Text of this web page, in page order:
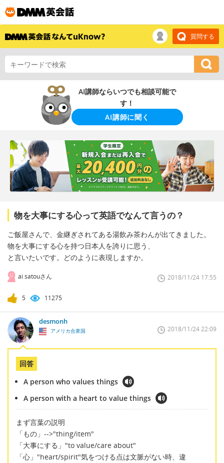
質問する
AI講師ならいつでも相談可能で
す！
AI講師に聞く
物を大事にする心って英語でなんて言うの？
ご飯屋さんで、金継ぎされてある湯飲み茶わんが出てきました。
物を大事にする心を持つ日本人を誇りに思う、
と言いたいです。どのように表現しますか。
ai satouさん 2018/11/24 17:55
5 11275
desmonh
アメリカ合衆国 2018/11/24 22:09
回答
A person who values things
A person with a heart to value things
まず言葉の説明
「もの」-->"thing/item"
「大事にする」"to value/care about"
「心」"heart/spirit"気をつける点は文脈がない時、違